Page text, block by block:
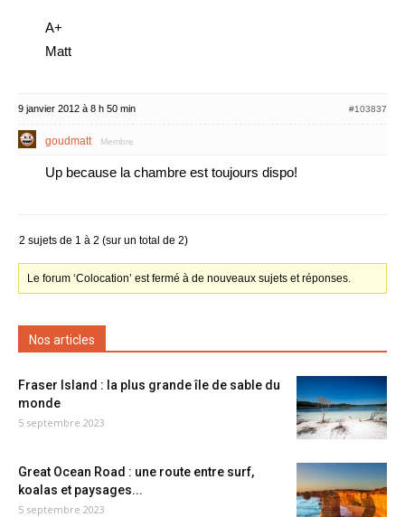
A+
Matt
9 janvier 2012 à 8 h 50 min #103837
goudmatt Membre
Up because la chambre est toujours dispo!
2 sujets de 1 à 2 (sur un total de 2)
Le forum ‘Colocation’ est fermé à de nouveaux sujets et réponses.
Nos articles
Fraser Island : la plus grande île de sable du
monde
5 septembre 2023
Great Ocean Road : une route entre surf,
koalas et paysages...
5 septembre 2023